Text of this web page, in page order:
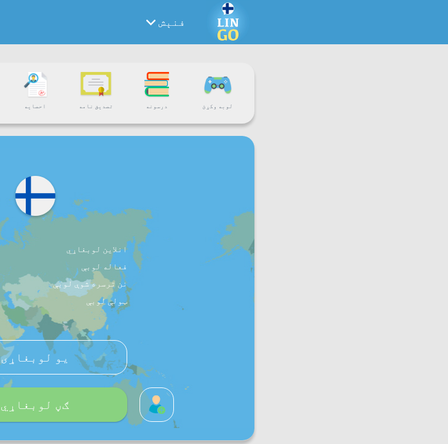
فنېش
لوبه وکړئ درسونه تصدیق نامه احصایه
انلاین لوبغاړي
فعاله لوبې
نن ترسره شوې لوبې
ټولې لوبې
یو لوبغاړی
ګڼ لوبغاړي